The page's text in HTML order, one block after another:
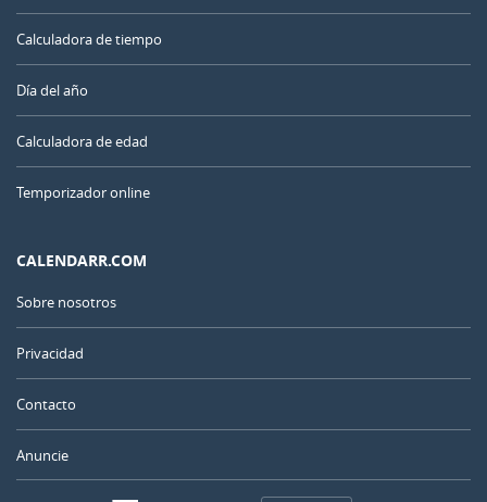
Calculadora de tiempo
Día del año
Calculadora de edad
Temporizador online
CALENDARR.COM
Sobre nosotros
Privacidad
Contacto
Anuncie